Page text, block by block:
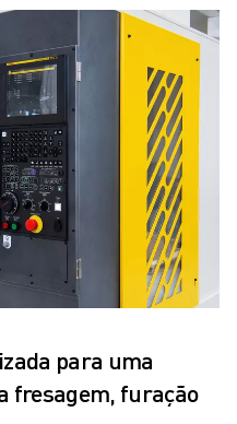
SALAS LIMPAS
CNC
ROBODRILL
ELÉCTRICA
para uma
fresagem, furação